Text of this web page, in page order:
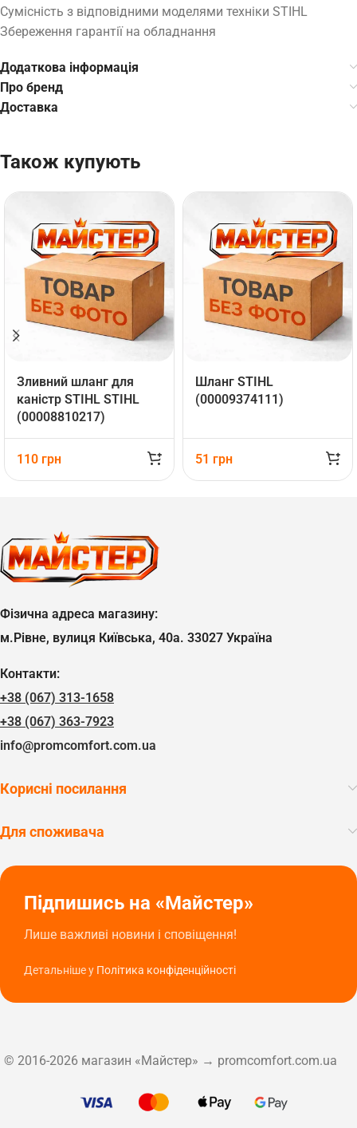
Сумісність з відповідними моделями техніки STIHL
Збереження гарантії на обладнання
Додаткова інформація
Про бренд
Доставка
Також купують
Зливний шланг для
каністр STIHL STIHL
(00008810217)
110 грн
Шланг STIHL
(00009374111)
51 грн
Фізична адреса магазину:
м.Рівне, вулиця Київська, 40а. 33027 Україна
Контакти:
+38 (067) 313-1658
+38 (067) 363-7923
info@promcomfort.com.ua
Корисні посилання
Для споживача
Підпишись на «Майстер»
Лише важливі новини і сповіщення!
Детальніше у Політика конфіденційності
© 2016-2026 магазин «Майстер» → promcomfort.com.ua